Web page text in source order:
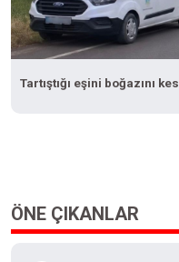
Tartıştığı eşini boğazını
ÖNE ÇIKANLAR